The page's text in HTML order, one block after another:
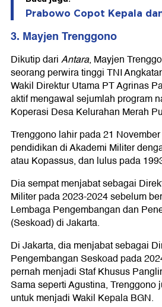
Prabowo Copot Kepala
3. Mayjen Trenggono
Dikutip dariAntara, Mayjen
seorang perwira tinggi TNI
Wakil Direktur Utama PT Agrinas
aktif mengawal sejumlah program
Koperasi Desa Kelurahan Merah
Trenggono lahir pada 21
pendidikan di Akademi Militer
atau Kopassus, dan lulus pada
Dia sempat menjabat sebagai
Militer pada 2023-2024 sebelum
Lembaga Pengembangan dan
(Seskoad) di Jakarta.
Di Jakarta, dia menjabat sebagai
Pengembangan Seskoad pada
pernah menjadi Staf Khusus
Sama seperti Agustina, Trenggono
untuk menjadi Wakil Kepala BGN.